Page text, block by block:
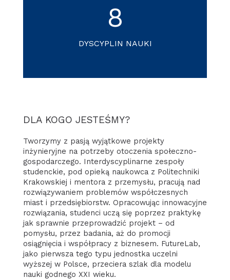
8
DYSCYPLIN NAUKI
DLA KOGO JESTEŚMY?
Tworzymy z pasją wyjątkowe projekty
inżynieryjne na potrzeby otoczenia społeczno-
gospodarczego. Interdyscyplinarne zespoły
studenckie, pod opieką naukowca z Politechniki
Krakowskiej i mentora z przemysłu, pracują nad
rozwiązywaniem problemów współczesnych
miast i przedsiębiorstw. Opracowując innowacyjne
rozwiązania, studenci uczą się poprzez praktykę
jak sprawnie przeprowadzić projekt – od
pomysłu, przez badania, aż do promocji
osiągnięcia i współpracy z biznesem. FutureLab,
jako pierwsza tego typu jednostka uczelni
wyższej w Polsce, przeciera szlak dla modelu
nauki godnego XXI wieku.